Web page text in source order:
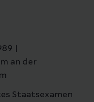
|
an der
Staatsexamen